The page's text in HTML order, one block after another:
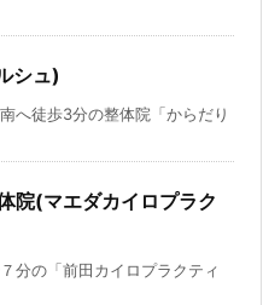
シュ)
へ徒歩3分の整体院「からだり
院(マエダカイロプラク
分の「前田カイロプラクティ